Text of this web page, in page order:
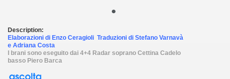
•
Description:
Elaborazioni di Enzo Ceragioli Traduzioni di Stefano Varnavà
e Adriana Costa
I brani sono eseguito dai 4+4 Radar soprano Cettina Cadelo
basso Piero Barca